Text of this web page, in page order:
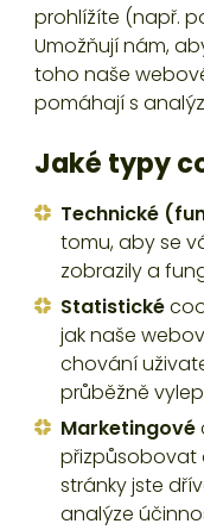
prohlížíte (např.
Umožňují nám,
toho naše
pomáhají s
Jaké typy
Technické
tomu, aby se
zobrazily a
Statistické
jak naše
chování
průběžně
Marketingové
přizpůsobovat
stránky jste
analýze